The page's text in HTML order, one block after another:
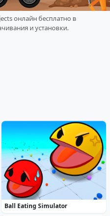
онлайн бесплатно в
и установки.
Ball Eating Simulator